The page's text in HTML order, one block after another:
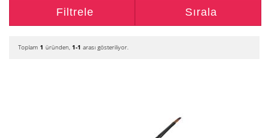
Filtrele Sırala
Toplam 1 üründen, 1-1 arası gösteriliyor.